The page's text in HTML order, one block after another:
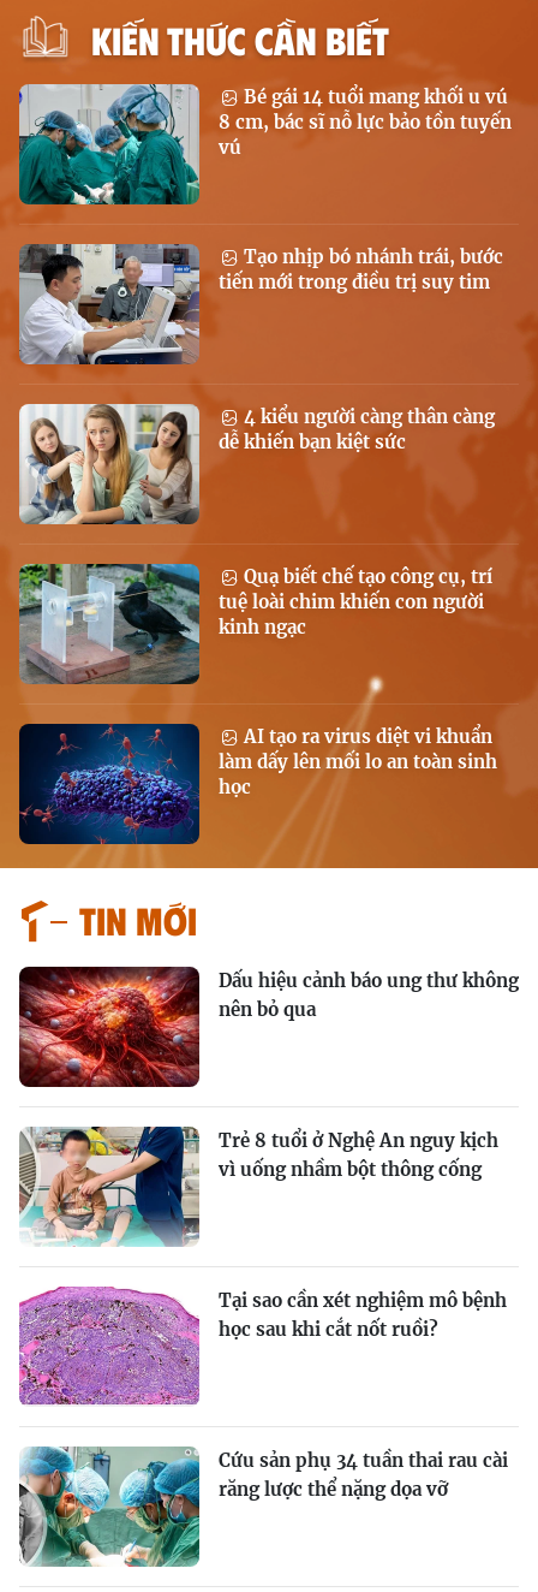
KIẾN THỨC CẦN BIẾT
Bé gái 14 tuổi mang khối u vú
8 cm, bác sĩ nỗ lực bảo tồn tuyến
vú
Tạo nhịp bó nhánh trái, bước
tiến mới trong điều trị suy tim
4 kiểu người càng thân càng
dễ khiến bạn kiệt sức
Quạ biết chế tạo công cụ, trí
tuệ loài chim khiến con người
kinh ngạc
AI tạo ra virus diệt vi khuẩn
làm dấy lên mối lo an toàn sinh
học
Tin mới
Dấu hiệu cảnh báo ung thư không
nên bỏ qua
Trẻ 8 tuổi ở Nghệ An nguy kịch
vì uống nhầm bột thông cống
Tại sao cần xét nghiệm mô bệnh
học sau khi cắt nốt ruồi?
Cứu sản phụ 34 tuần thai rau cài
răng lược thể nặng dọa vỡ